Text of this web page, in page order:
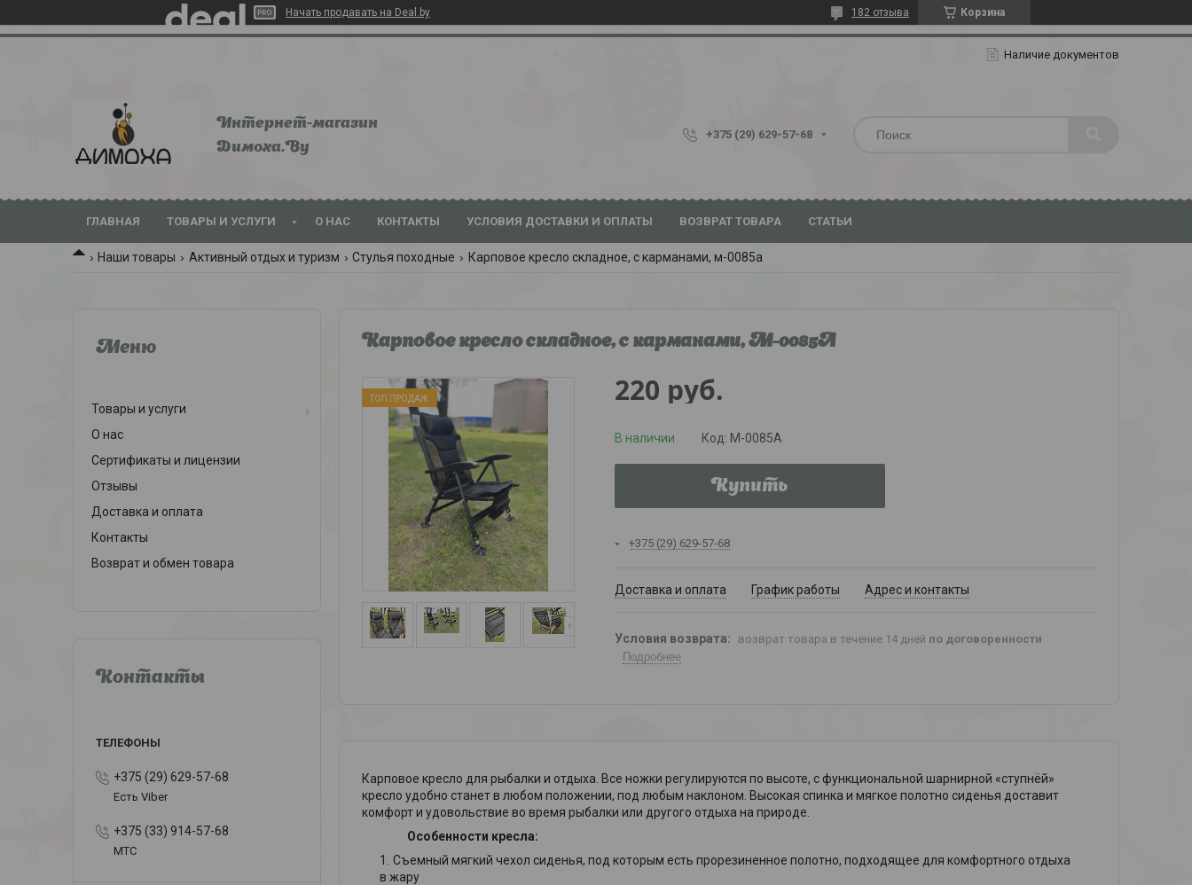
Начать продавать на Deal.by Корзина
182 отзыва
Наличие документов
Интернет-магазин
Dимoхa.By
+375 (29) 629-57-68
ГЛАВНАЯ ТОВАРЫ И УСЛУГИ О НАС КОНТАКТЫ УСЛОВИЯ ДОСТАВКИ И ОПЛАТЫ ВОЗВРАТ ТОВАРА СТАТЬИ
Наши товары Активный отдых и туризм Стулья походные Карповое кресло складное, с карманами, м-0085а
Карповое кресло складное, с карманами, М-0085А
ТОП ПРОДАЖ 220 руб.
В наличии Код: М-0085А
Купить
+375 (29) 629-57-68
Доставка и оплата График работы Адрес и контакты
возврат товара в течение 14 дней по договоренности
Подробнее
Карповое кресло для рыбалки и отдыха. Все ножки регулируются по высоте, с функциональной шарнирной «ступнёй»
кресло удобно станет в любом положении, под любым наклоном. Высокая спинка и мягкое полотно сиденья доставит
комфорт и удовольствие во время рыбалки или другого отдыха на природе.
Особенности кресла:
Съемный мягкий чехол сиденья, под которым есть прорезиненное полотно, подходящее для комфортного отдыха
в жару
Товары и услуги
О нас
Сертификаты и лицензии
Отзывы
Доставка и оплата
Контакты
Возврат и обмен товара
Контакты
+375 (29) 629-57-68
Есть Viber
+375 (33) 914-57-68
МТС